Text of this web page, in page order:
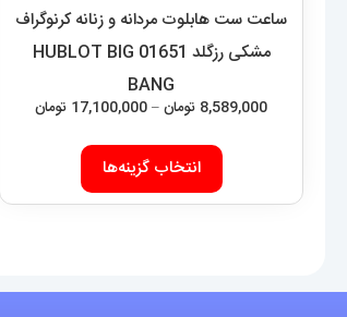
ساعت ست هابلوت مردانه و زنانه کرنوگراف
مشکی رزگلد 01651 HUBLOT BIG
BANG
8,589,000 تومان–
17,100,000 تومانمحدوده
انتخاب گزینه‌ها
محصول
دارای